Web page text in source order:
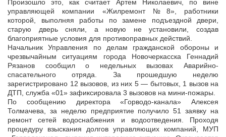
Произошло это, как считает Артем Николаевич, по вине
управляющей компании «Жилремонт №8», работники
которой, выполняя работы по замене подъездной двери,
старую дверь сняли, а новую не установили, создав
благоприятные условия для противоправных действий.
Начальник Управления по делам гражданской обороны и
чрезвычайным ситуациям города Новочеркасска Геннадий
Рязанов сообщил о недельных вызовах Аварийно-
спасательного отряда. За прошедшую неделю
зарегистрировано 12 вызовов, из них 5 — бытовых, 1 вызов на
ДТП, служба «01» зафиксировала 3 вызовов на мини-пожары.
По сообщению директора «Горводо-канала» Алексея
Толмачева, за неделю предприятие получило 51 заявку на
ремонт сетей водоснабжения и водоотведения. Проходя
процедуру взыскания долгов управляющих компаний, МУП